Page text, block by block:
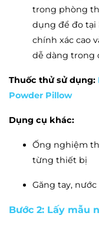
trong phòng
dụng để đo tại
chính xác cao
dễ dàng trong
Thuốc thử sử dụng:
Powder Pillow
Dụng cụ khác:
Ống nghiệm
từng thiết bị
Găng tay, nước
Bước 2: Lấy mẫu